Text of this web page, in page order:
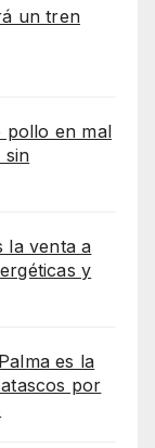
un tren
pollo en mal
sin
la venta a
y
es la
por